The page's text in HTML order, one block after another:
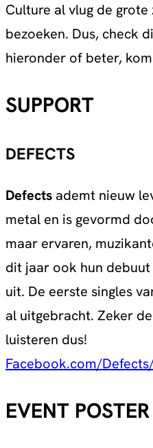
Culture al vlug de grote
bezoeken. Dus, check
hieronder of beter,
SUPPORT
DEFECTS
Defects ademt nieuw
metal en is gevormd
maar ervaren,
dit jaar ook hun
uit. De eerste singles
al uitgebracht. Zeker
luisteren dus!
Facebook.com/
EVENT POSTER